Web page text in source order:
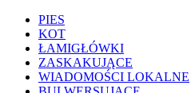
PIES
KOT
ŁAMIGŁÓWKI
ZASKAKUJĄCE
WIADOMOŚCI LOKALNE